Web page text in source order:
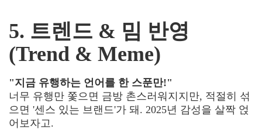
5. 트렌드 & 밈 반영
(Trend & Meme)
"지금 유행하는 언어를 한 스푼만!"
너무 유행만 쫓으면 금방 촌스러워지지만, 적절히 섞
으면 '센스 있는 브랜드'가 돼. 2025년 감성을 살짝 얹
어보자고.